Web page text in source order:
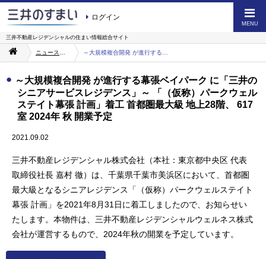
ログイン
MENU
三井不動産レジデンシャルの住まい情報総合サイト
～大規模複合開発 が進行する幕張ベイパーク に「三井の
シニアサービスレジデンス」～ 「（仮称）パークウェル
ステイト幕張 計画」着工 首都圏最大級 地上28階、 617
室 2024年 秋 開業予定
2021.09.02
三井不動産レジデンシャル株式会社（本社：東京都中央区 代表
取締役社長 嘉村 徹）は、千葉県千葉市美浜区において、首都圏
最大級となるシニアレジデンス「（仮称）パークウェルステイト
幕張 計画」を2021年8月31日に着工しましたので、お知らせい
たします。本物件は、三井不動産レジデンシャルウェルネス株式
会社が運営するもので、2024年秋の開業を予定しています。